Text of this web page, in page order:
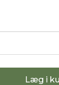
Læg i